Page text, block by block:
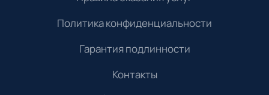
Политика конфиденциальности
Гарантия подлинности
Контакты